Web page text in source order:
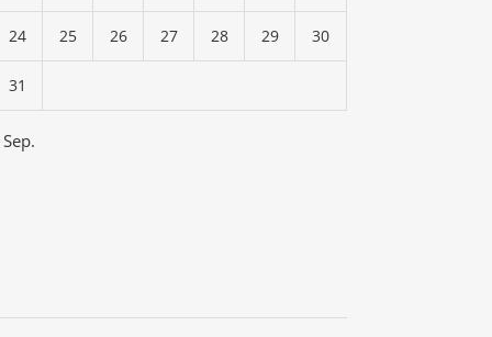
24 25 26 27 28 29 30
31